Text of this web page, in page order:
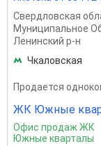
Свердловская
Муниципальное
Ленинский р-н
Чкаловская
Продается
ЖК Южные
Офис продаж ЖК
Южные кварталы